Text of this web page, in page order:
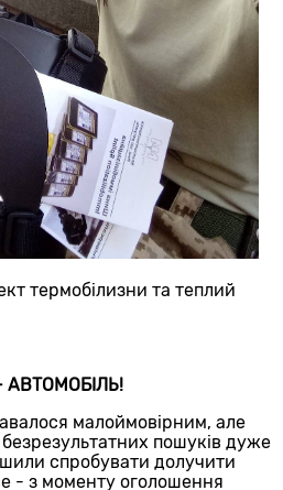
термобілизни та теплий
малоймовірним, але
безрезультатних пошуків дуже
спробувати долучити
- з моменту оголошення